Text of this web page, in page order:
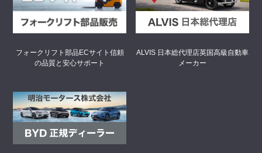
フォークリフト部品ECサイト 信頼
の品質と安心サポート
ALVIS 日本総代理店英国高級自動車
メーカー